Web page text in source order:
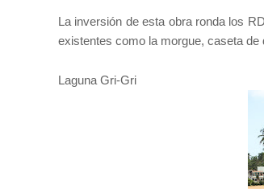
La inversión de esta obra ronda los
existentes como la morgue, caseta de
Laguna Gri-Gri